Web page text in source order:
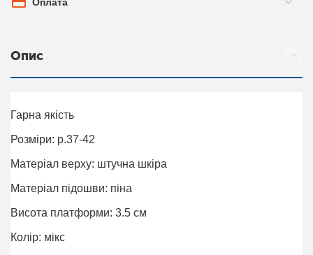
Опис
Гарна якість
Розміри: р.37-42
Матеріал верху: штучна шкіра
Матеріал підошви: піна
Висота платформи: 3.5 см
Колір: мікс